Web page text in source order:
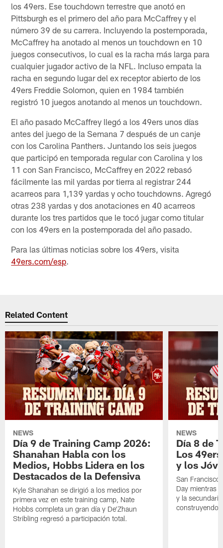
los 49ers. Ese touchdown terrestre que anotó en
Pittsburgh es el primero del año para McCaffrey y el
número 39 de su carrera. Incluyendo la postemporada,
McCaffrey ha anotado al menos un touchdown en 10
juegos consecutivos, lo cual es la racha más larga para
cualquier jugador activo de la NFL. Incluso empata la
racha en segundo lugar del ex receptor abierto de los
49ers Freddie Solomon, quien en 1984 también
registró 10 juegos anotando al menos un touchdown.
El año pasado McCaffrey llegó a los 49ers unos días
antes del juego de la Semana 7 después de un canje
con los Carolina Panthers. Juntando los seis juegos
que participó en temporada regular con Carolina y los
11 con San Francisco, McCaffrey en 2022 rebasó
fácilmente las mil yardas por tierra al registrar 244
acarreos para 1,139 yardas y ocho touchdowns. Agregó
otras 238 yardas y dos anotaciones en 40 acarreos
durante los tres partidos que le tocó jugar como titular
con los 49ers en la postemporada del año pasado.
Para las últimas noticias sobre los 49ers, visita
49ers.com/esp.
Related Content
NEWS
Día 9 de Training Camp 2026:
Shanahan Habla con los
Medios, Hobbs Lidera en los
Destacados de la Defensiva
Kyle Shanahan se dirigió a los medios por
primera vez en este training camp, Nate
Hobbs completa un gran día y De'Zhaun
Stribling regresó a participación total.
NEWS
Día 8 de
Los
y los
San
Day mientras
y la
construyendo